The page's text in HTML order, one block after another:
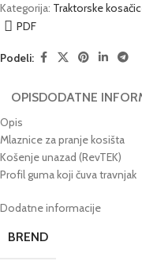
Kategorija: Traktorske
PDF
Podeli:
OPISDODATNE
Opis
Mlaznice za pranje kosišta
Košenje unazad (RevTEK)
Profil guma koji čuva travnjak
Dodatne informacije
BREND